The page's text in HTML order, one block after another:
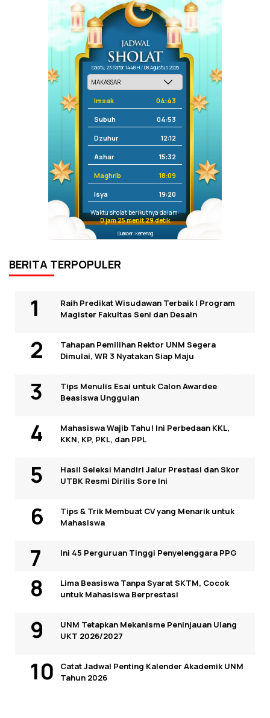
Sabtu, 23 Safar 1448 H / 08 Agustus 2026
Imsak 04:43
Subuh 04:53
Dzuhur 12:12
Ashar 15:32
Maghrib 18:09
Isya 19:20
Waktu sholat berikutnya dalam:
0 jam 25 menit 29 detik
Sumber: Kemenag
BERITA TERPOPULER
Raih Predikat Wisudawan Terbaik I Program
Magister Fakultas Seni dan Desain
Tahapan Pemilihan Rektor UNM Segera
Dimulai, WR 3 Nyatakan Siap Maju
Tips Menulis Esai untuk Calon Awardee
Beasiswa Unggulan
Mahasiswa Wajib Tahu! Ini Perbedaan KKL,
KKN, KP, PKL, dan PPL
Hasil Seleksi Mandiri Jalur Prestasi dan Skor
UTBK Resmi Dirilis Sore Ini
Tips & Trik Membuat CV yang Menarik untuk
Mahasiswa
Ini 45 Perguruan Tinggi Penyelenggara PPG
Lima Beasiswa Tanpa Syarat SKTM, Cocok
untuk Mahasiswa Berprestasi
UNM Tetapkan Mekanisme Peninjauan Ulang
UKT 2026/2027
Catat Jadwal Penting Kalender Akademik UNM
Tahun 2026